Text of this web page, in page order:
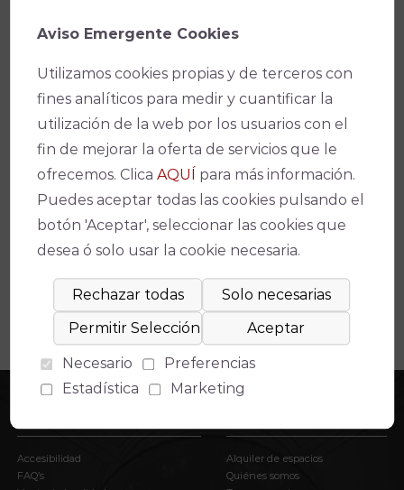
Facebook
X WhatsApp
EmailCopy
Link
Espectáculos relacionados
No se ha encontrado un evento relacionado.
Accesibilidad
FAQ’s
Alquiler de espacios
Quiénes somos
Aviso Emergente Cookies
Utilizamos cookies propias y de terceros con
fines analíticos para medir y cuantificar la
utilización de la web por los usuarios con el
fin de mejorar la oferta de servicios que le
ofrecemos. ClicaAQUÍ para más información.
Puedes aceptar todas las cookies pulsando el
botón 'Aceptar', seleccionar las cookies que
desea ó solo usar la cookie necesaria.
Necesario
Preferencias
Estadística
Marketing